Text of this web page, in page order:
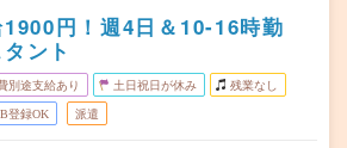
円！週4日＆10-16時勤
ント
別途支給あり 土日祝日が休み 残業なし
登録OK 派遣